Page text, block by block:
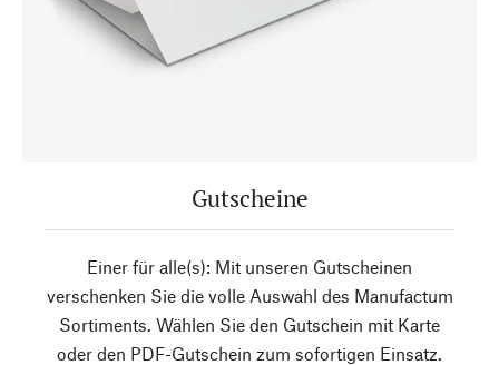
Gutscheine
Einer für alle(s): Mit unseren Gutscheinen
verschenken Sie die volle Auswahl des Manufactum
Sortiments. Wählen Sie den Gutschein mit Karte
oder den PDF-Gutschein zum sofortigen Einsatz.